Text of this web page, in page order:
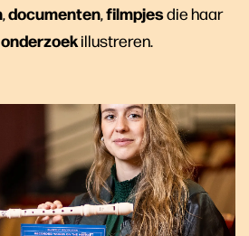
,documenten,filmpjesdie haar
onderzoekillustreren.